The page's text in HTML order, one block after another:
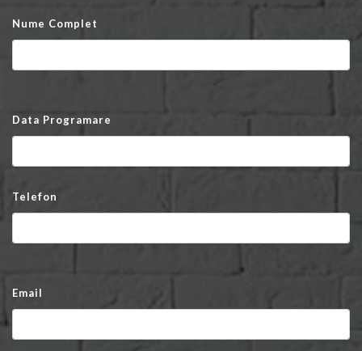
Nume Complet
Data Programare
Telefon
Email